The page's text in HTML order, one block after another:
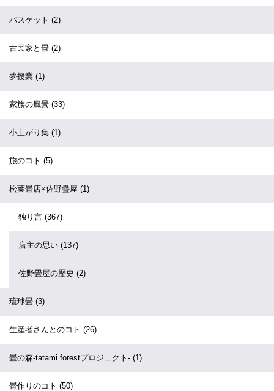
バスケット (2)
古民家と畳 (2)
夢授業 (1)
家族の風景 (33)
小上がり集 (1)
旅のコト (5)
松葉畳店×佐野疊屋 (1)
独り言 (367)
店主の思い (137)
佐野畳屋の歴史 (2)
琉球畳 (3)
生産者さんとのコト (26)
畳の森-tatami forestプロジェクト- (1)
畳作りのコト (50)